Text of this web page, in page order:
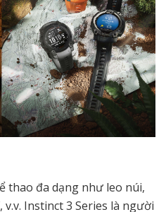
thao đa dạng như leo núi,
Instinct 3 Series là người